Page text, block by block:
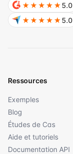
Ressources
Exemples
Blog
Études de Cas
Aide et tutoriels
Documentation API
★★★★★ 5.0
★★★★★ 5.0